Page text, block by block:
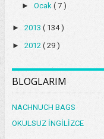
► Ocak ( 7 )
► 2013 ( 134 )
► 2012 ( 29 )
BLOGLARIM
NACHNUCH BAGS
OKULSUZ İNGİLİZCE